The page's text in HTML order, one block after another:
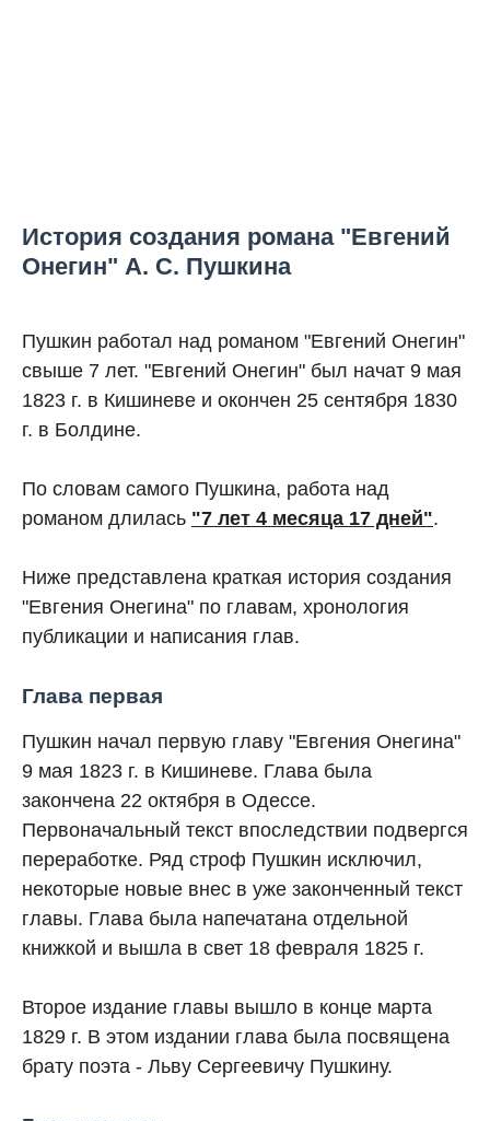
История создания романа "Евгений
Онегин" А. С. Пушкина
Пушкин работал над романом "Евгений Онегин"
свыше 7 лет. "Евгений Онегин" был начат 9 мая
1823 г. в Кишиневе и окончен 25 сентября 1830
г. в Болдине.
По словам самого Пушкина, работа над
романом длилась "7 лет 4 месяца 17 дней".
Ниже представлена краткая история создания
"Евгения Онегина" по главам, хронология
публикации и написания глав.
Глава первая
Пушкин начал первую главу "Евгения Онегина"
9 мая 1823 г. в Кишиневе. Глава была
закончена 22 октября в Одессе.
Первоначальный текст впоследствии подвергся
переработке. Ряд строф Пушкин исключил,
некоторые новые внес в уже законченный текст
главы. Глава была напечатана отдельной
книжкой и вышла в свет 18 февраля 1825 г.
Втoрoе издание главы вышло в конце марта
1829 г. В этом издании глава была посвящена
брату поэта - Льву Сергеевичу Пушкину.